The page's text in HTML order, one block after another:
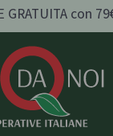
GRATUITA con